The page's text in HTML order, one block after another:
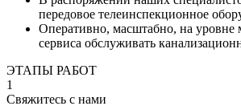
передовое телеинспекционное
Оперативно, масштабно, на уровне
сервиса обслуживать
ЭТАПЫ РАБОТ
1
Свяжитесь с нами